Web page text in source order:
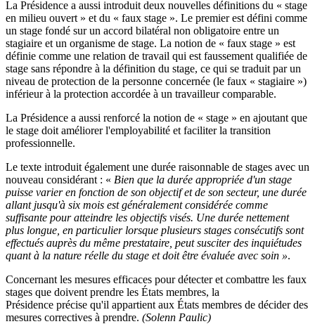
La Présidence a aussi introduit deux nouvelles définitions du « stage
en milieu ouvert » et du « faux stage ». Le premier est défini comme
un stage fondé sur un accord bilatéral non obligatoire entre un
stagiaire et un organisme de stage. La notion de « faux stage » est
définie comme une relation de travail qui est faussement qualifiée de
stage sans répondre à la définition du stage, ce qui se traduit par un
niveau de protection de la personne concernée (le faux « stagiaire »)
inférieur à la protection accordée à un travailleur comparable.
La Présidence a aussi renforcé la notion de « stage » en ajoutant que
le stage doit améliorer l'employabilité et faciliter la transition
professionnelle.
Le texte introduit également une durée raisonnable de stages avec un
nouveau considérant : « Bien que la durée appropriée d'un stage
puisse varier en fonction de son objectif et de son secteur, une durée
allant jusqu'à six mois est généralement considérée comme
suffisante pour atteindre les objectifs visés. Une durée nettement
plus longue, en particulier lorsque plusieurs stages consécutifs sont
effectués auprès du même prestataire, peut susciter des inquiétudes
quant à la nature réelle du stage et doit être évaluée avec soin ».
Concernant les mesures efficaces pour détecter et combattre les faux
stages que doivent prendre les États membres, la
Présidence précise qu'il appartient aux États membres de décider des
mesures correctives à prendre. (Solenn Paulic)